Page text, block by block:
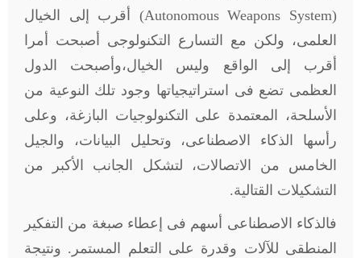
(
Autonomous Weapons System) أقرب إلى الخيال
العلمى، ولكن مع التسارع التكنولوجى أصبحت أمرا
أقرب إلى الواقع وليس الخيال،وأصبحت الدول
العظمى تضع فى استراتيجياتها وجود تلك النوعية من
الأسلحة، المعتمدة على التكنولوجيات البازغة، وعلى
رأسها الذكاء الاصطناعى، وتحليل البيانات، والجيل
الخامس من الاتصالات، لتشكل الجانب الأكبر من
التشكيلات القتالية.
فالذكاء الاصطناعى أسهم فى إعطاء صبغة من التفكير
المنطقى للآلات وقدرة على التعلم المستمر. ونتيجة